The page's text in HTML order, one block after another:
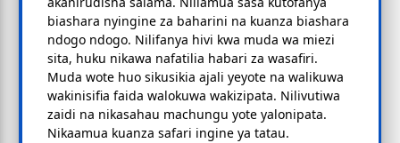
biashara nyingine za baharini na kuanza biashara
ndogo ndogo. Nilifanya hivi kwa muda wa miezi
sita, huku nikawa nafatilia habari za wasafiri.
Muda wote huo sikusikia ajali yeyote na walikuwa
wakinisifia faida walokuwa wakizipata. Nilivutiwa
zaidi na nikasahau machungu yote yalonipata.
Nikaamua kuanza safari ingine ya tatau.